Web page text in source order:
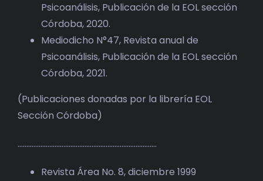
Psicoanálisis, Publicación de la EOL sección
Córdoba, 2020.
Mediodicho N°47, Revista anual de
Psicoanálisis, Publicación de la EOL sección
Córdoba, 2021.
(Publicaciones donadas por la librería EOL
Sección Córdoba)
…………………………………………………………………….
Revista Área No. 8, diciembre 1999